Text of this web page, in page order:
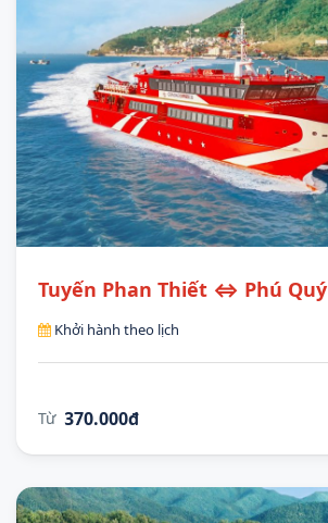
Tuyến Phan Thiết ⇔ Phú Quý
Khởi hành theo lịch
Từ 370.000đ